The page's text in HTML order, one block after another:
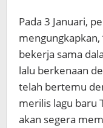
Pada 3 Januari,
bekerja sama
lalu berkenaan
telah bertemu
merilis lagu baru
akan segera